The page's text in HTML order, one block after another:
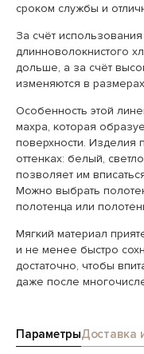
сроком службы и
За счёт
длинноволокнистого
дольше, а за счёт
изменяются в
Особенность этой
махра, которая
поверхности. Изделия
оттенках: белый,
позволяет им
Можно выбрать
полотенца или
Мягкий материал
и не менее быстро
достаточно, чтобы
даже после
ПараметрыДоставка